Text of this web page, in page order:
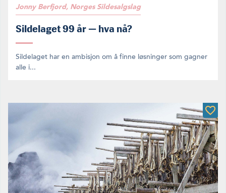
Jonny Berfjord, Norges Sildesalgslag
Sildelaget 99 år — hva nå?
Sildelaget har en ambisjon om å finne løsninger som gagner
alle i...